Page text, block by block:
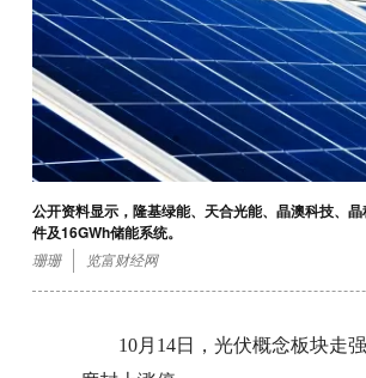
公开资料显示，隆基绿能、天合光能、晶澳科技、
件及16GWh储能系统。
珊珊 览富财经网
10月14日，光伏概念板块走